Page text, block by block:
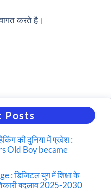
करते है।
Posts
की दुनिया में प्रवेश :
Old Boy became
: डिजिटल युग में शिक्षा के
बदलाव 2025-2030